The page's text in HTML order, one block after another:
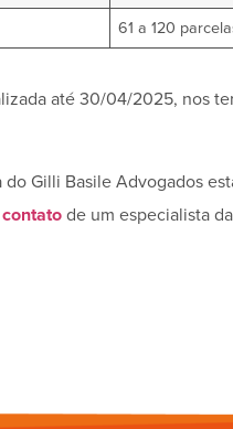
61 a 120
até 30/04/2025, nos
Gilli Basile Advogados
de um especialista